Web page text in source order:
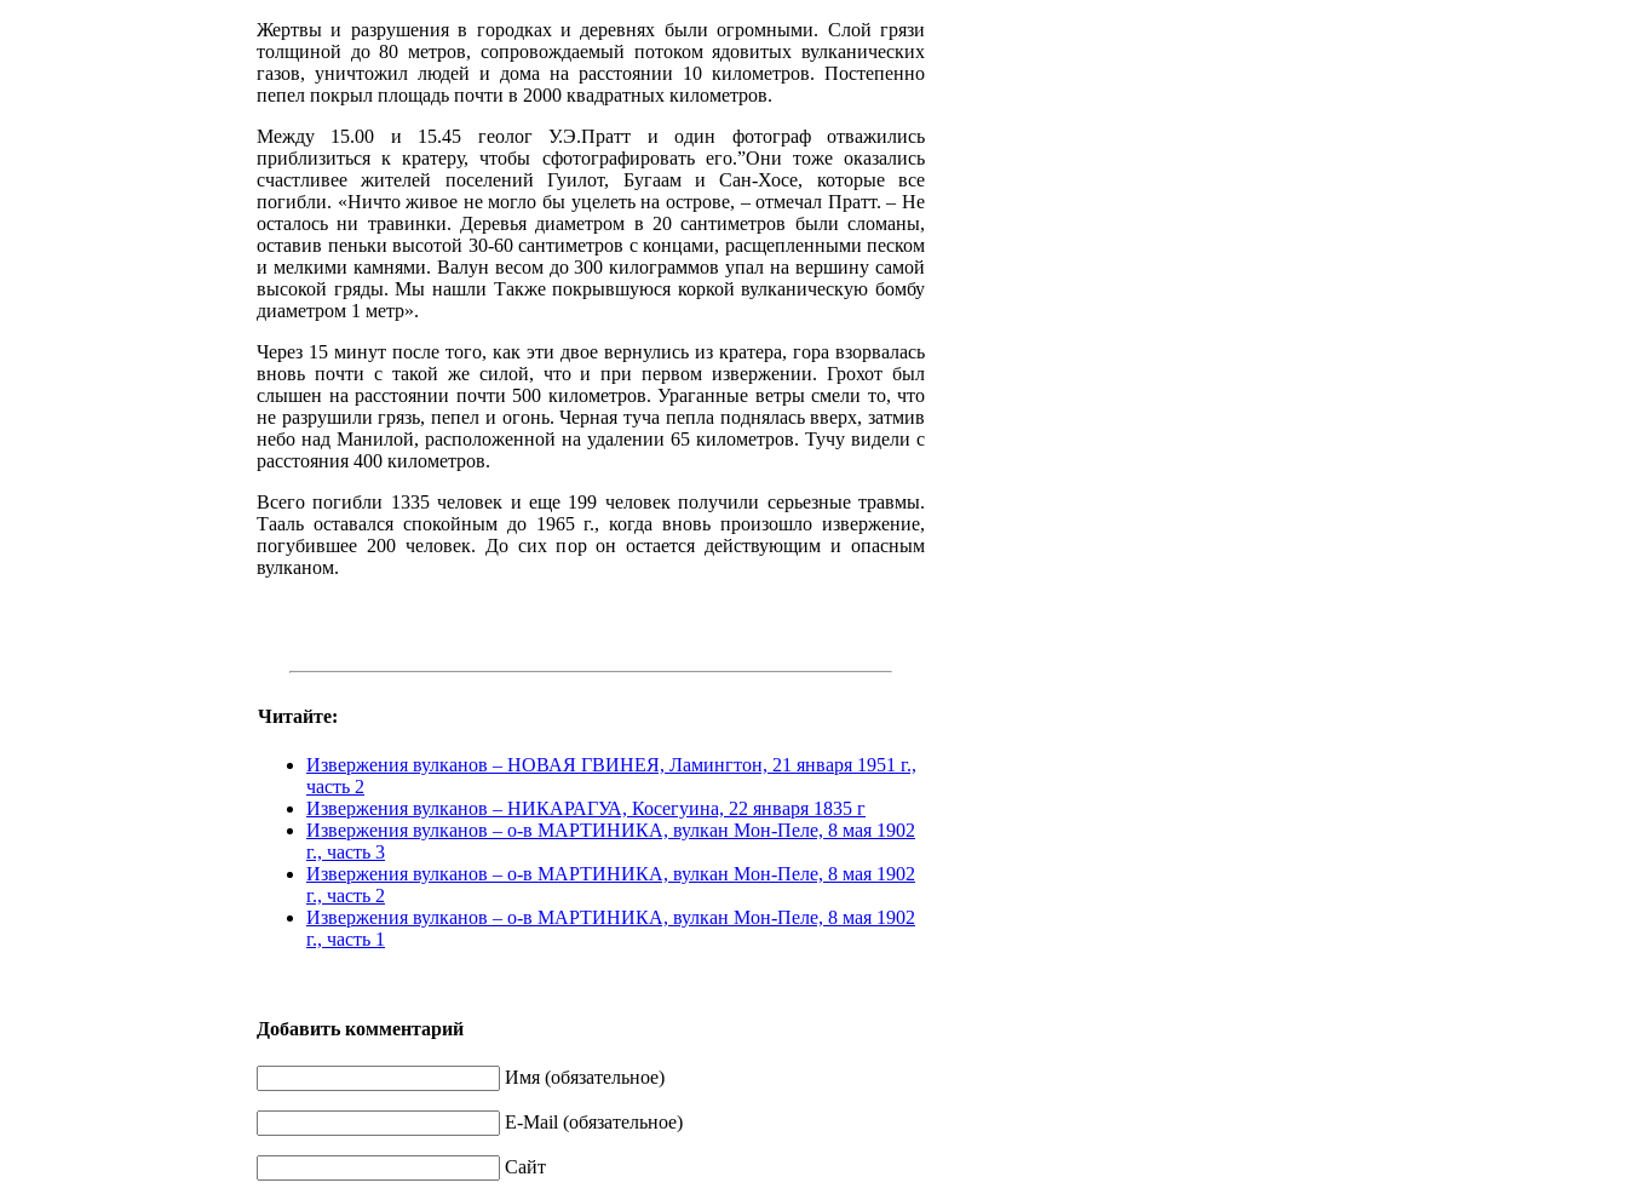
Жертвы и разрушения в городках и деревнях были огромными. Слой грязи
толщиной до 80 метров, сопровождаемый потоком ядовитых вулканических
газов, уничтожил людей и дома на расстоянии 10 километров. Постепенно
пепел покрыл площадь почти в 2000 квадратных километров.
Между 15.00 и 15.45 геолог У.Э.Пратт и один фотограф отважились
приблизиться к кратеру, чтобы сфотографировать его.”Они тоже оказались
счастливее жителей поселений Гуилот, Бугаам и Сан-Хосе, которые все
погибли. «Ничто живое не могло бы уцелеть на острове, – отмечал Пратт. – Не
осталось ни травинки. Деревья диаметром в 20 сантиметров были сломаны,
оставив пеньки высотой 30-60 сантиметров с концами, расщепленными песком
и мелкими камнями. Валун весом до 300 килограммов упал на вершину самой
высокой гряды. Мы нашли Также покрывшуюся коркой вулканическую бомбу
диаметром 1 метр».
Через 15 минут после того, как эти двое вернулись из кратера, гора взорвалась
вновь почти с такой же силой, что и при первом извержении. Грохот был
слышен на расстоянии почти 500 километров. Ураганные ветры смели то, что
не разрушили грязь, пепел и огонь. Черная туча пепла поднялась вверх, затмив
небо над Манилой, расположенной на удалении 65 километров. Тучу видели с
расстояния 400 километров.
Всего погибли 1335 человек и еще 199 человек получили серьезные травмы.
Тааль оставался спокойным до 1965 г., когда вновь произошло извержение,
погубившее 200 человек. До сих пор он остается действующим и опасным
вулканом.
Читайте:
Извержения вулканов – НОВАЯ ГВИНЕЯ, Ламингтон, 21 января 1951 г.,
часть 2
Извержения вулканов – НИКАРАГУА, Косегуина, 22 января 1835 г
Извержения вулканов – о-в МАРТИНИКА, вулкан Мон-Пеле, 8 мая 1902
г., часть 3
Извержения вулканов – о-в МАРТИНИКА, вулкан Мон-Пеле, 8 мая 1902
г., часть 2
Извержения вулканов – о-в МАРТИНИКА, вулкан Мон-Пеле, 8 мая 1902
г., часть 1
Добавить комментарий
Имя (обязательное)
E-Mail (обязательное)
Сайт